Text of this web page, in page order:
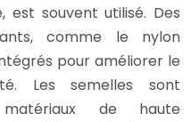
est souvent utilisé. Des
comme le nylon
pour améliorer le
Les semelles sont
de haute